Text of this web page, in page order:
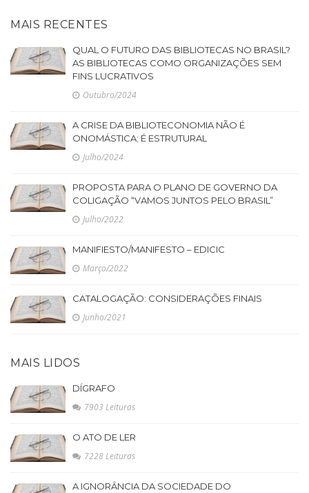
MAIS RECENTES
QUAL O FUTURO DAS BIBLIOTECAS NO BRASIL?
AS BIBLIOTECAS COMO ORGANIZAÇÕES SEM
FINS LUCRATIVOS
Outubro/2024
A CRISE DA BIBLIOTECONOMIA NÃO É
ONOMÁSTICA; É ESTRUTURAL
Julho/2024
PROPOSTA PARA O PLANO DE GOVERNO DA
COLIGAÇÃO “VAMOS JUNTOS PELO BRASIL”
Julho/2022
MANIFIESTO/MANIFESTO – EDICIC
Março/2022
CATALOGAÇÃO: CONSIDERAÇÕES FINAIS
Junho/2021
MAIS LIDOS
DÍGRAFO
7903 Leituras
O ATO DE LER
7228 Leituras
A IGNORÂNCIA DA SOCIEDADE DO